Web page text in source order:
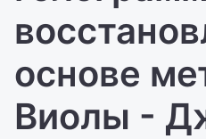
основе
Виолы -